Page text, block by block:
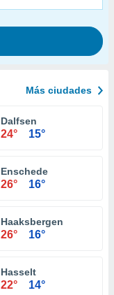
Más ciudades
Dalfsen
24° 15°
Enschede
26° 16°
Haaksbergen
26° 16°
Hasselt
22° 14°